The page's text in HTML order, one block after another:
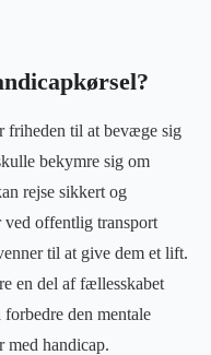
friheden til at bevæge sig
bekymre sig om
rejse sikkert og
offentlig transport
til at give dem et lift.
en del af fællesskabet
den mentale
med handicap.